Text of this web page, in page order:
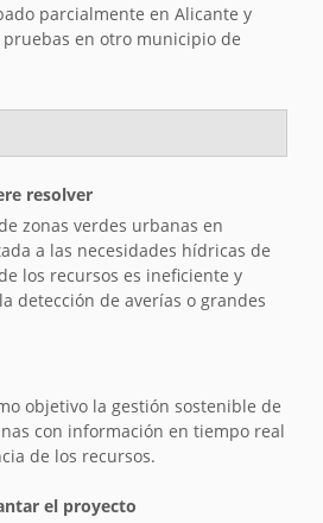
parcialmente en Alicante y
en otro municipio de
resolver
zonas verdes urbanas en
a las necesidades hídricas de
los recursos es ineficiente y
detección de averías o grandes
objetivo la gestión sostenible de
con información en tiempo real
de los recursos.
el proyecto